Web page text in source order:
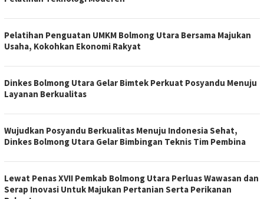
Pelatihan Penguatan UMKM Bolmong Utara Bersama Majukan
Usaha, Kokohkan Ekonomi Rakyat
Dinkes Bolmong Utara Gelar Bimtek Perkuat Posyandu Menuju
Layanan Berkualitas
Wujudkan Posyandu Berkualitas Menuju Indonesia Sehat,
Dinkes Bolmong Utara Gelar Bimbingan Teknis Tim Pembina
Lewat Penas XVII Pemkab Bolmong Utara Perluas Wawasan dan
Serap Inovasi Untuk Majukan Pertanian Serta Perikanan